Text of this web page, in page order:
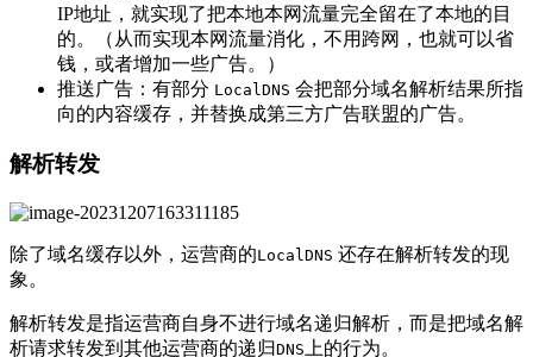
IP地址，就实现了把本地本网流量完全留在了本地的目
的。（从而实现本网流量消化，不用跨网，也就可以省
钱，或者增加一些广告。）
推送广告：有部分 LocalDNS 会把部分域名解析结果所指
向的内容缓存，并替换成第三方广告联盟的广告。
解析转发
除了域名缓存以外，运营商的LocalDNS 还存在解析转发的现
象。
解析转发是指运营商自身不进行域名递归解析，而是把域名解
析请求转发到其他运营商的递归DNS 上的行为。